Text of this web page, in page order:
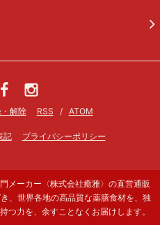
解除 RSS / ATOM
記 プライバシーポリシー
メーカー〈株式会社癒雅〉の直営通販
、世界各地の高品質な薬膳食材を、独
つ力を、余すことなくお届けします。